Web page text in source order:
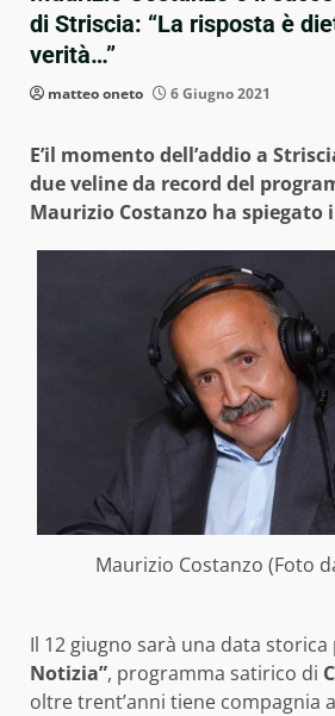
di Striscia: “La risposta è
verità…”
matteo oneto 6 Giugno 2021
E’il momento dell’addio a
due veline da record del
Maurizio Costanzo ha spiegato
Maurizio Costanzo (Foto
Il 12 giugno sarà una data storica
Notizia”, programma satirico di
oltre trent’anni tiene compagnia